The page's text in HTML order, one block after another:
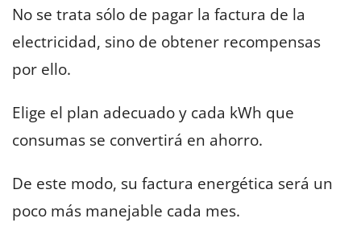
No se trata sólo de pagar la factura de la
electricidad, sino de obtener recompensas
por ello.
Elige el plan adecuado y cada kWh que
consumas se convertirá en ahorro.
De este modo, su factura energética será un
poco más manejable cada mes.